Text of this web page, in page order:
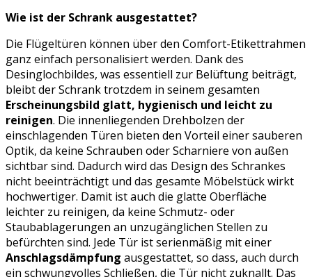
Wie ist der Schrank ausgestattet?
Die Flügeltüren können über den Comfort-Etikettrahmen
ganz einfach personalisiert werden. Dank des
Desinglochbildes, was essentiell zur Belüftung beiträgt,
bleibt der Schrank trotzdem in seinem gesamten
Erscheinungsbild glatt, hygienisch und leicht zu
reinigen. Die innenliegenden Drehbolzen der
einschlagenden Türen bieten den Vorteil einer sauberen
Optik, da keine Schrauben oder Scharniere von außen
sichtbar sind. Dadurch wird das Design des Schrankes
nicht beeinträchtigt und das gesamte Möbelstück wirkt
hochwertiger. Damit ist auch die glatte Oberfläche
leichter zu reinigen, da keine Schmutz- oder
Staubablagerungen an unzugänglichen Stellen zu
befürchten sind. Jede Tür ist serienmäßig mit einer
Anschlagsdämpfung ausgestattet, so dass, auch durch
ein schwungvolles Schließen, die Tür nicht zuknallt. Das